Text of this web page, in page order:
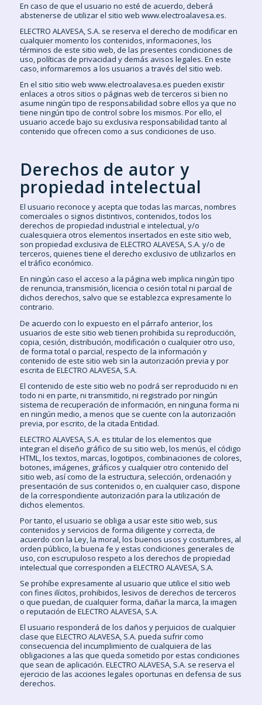
En caso de que el usuario no esté de acuerdo, deberá
abstenerse de utilizar el sitio web www.electroalavesa.es.
ELECTRO ALAVESA, S.A. se reserva el derecho de modificar en
cualquier momento los contenidos, informaciones, los
términos de este sitio web, de las presentes condiciones de
uso, políticas de privacidad y demás avisos legales. En este
caso, informaremos a los usuarios a través del sitio web.
En el sitio sitio web www.electroalavesa.es pueden existir
enlaces a otros sitios o páginas web de terceros si bien no
asume ningún tipo de responsabilidad sobre ellos ya que no
tiene ningún tipo de control sobre los mismos. Por ello, el
usuario accede bajo su exclusiva responsabilidad tanto al
contenido que ofrecen como a sus condiciones de uso.
Derechos de autor y
propiedad intelectual
El usuario reconoce y acepta que todas las marcas, nombres
comerciales o signos distintivos, contenidos, todos los
derechos de propiedad industrial e intelectual, y/o
cualesquiera otros elementos insertados en este sitio web,
son propiedad exclusiva de ELECTRO ALAVESA, S.A. y/o de
terceros, quienes tiene el derecho exclusivo de utilizarlos en
el tráfico económico.
En ningún caso el acceso a la página web implica ningún tipo
de renuncia, transmisión, licencia o cesión total ni parcial de
dichos derechos, salvo que se establezca expresamente lo
contrario.
De acuerdo con lo expuesto en el párrafo anterior, los
usuarios de este sitio web tienen prohibida su reproducción,
copia, cesión, distribución, modificación o cualquier otro uso,
de forma total o parcial, respecto de la información y
contenido de este sitio web sin la autorización previa y por
escrita de ELECTRO ALAVESA, S.A.
El contenido de este sitio web no podrá ser reproducido ni en
todo ni en parte, ni transmitido, ni registrado por ningún
sistema de recuperación de información, en ninguna forma ni
en ningún medio, a menos que se cuente con la autorización
previa, por escrito, de la citada Entidad.
ELECTRO ALAVESA, S.A. es titular de los elementos que
integran el diseño gráfico de su sitio web, los menús, el código
HTML, los textos, marcas, logotipos, combinaciones de colores,
botones, imágenes, gráficos y cualquier otro contenido del
sitio web, así como de la estructura, selección, ordenación y
presentación de sus contenidos o, en cualquier caso, dispone
de la correspondiente autorización para la utilización de
dichos elementos.
Por tanto, el usuario se obliga a usar este sitio web, sus
contenidos y servicios de forma diligente y correcta, de
acuerdo con la Ley, la moral, los buenos usos y costumbres, al
orden público, la buena fe y estas condiciones generales de
uso, con escrupuloso respeto a los derechos de propiedad
intelectual que corresponden a ELECTRO ALAVESA, S.A.
Se prohíbe expresamente al usuario que utilice el sitio web
con fines ilícitos, prohibidos, lesivos de derechos de terceros
o que puedan, de cualquier forma, dañar la marca, la imagen
o reputación de ELECTRO ALAVESA, S.A.
El usuario responderá de los daños y perjuicios de cualquier
clase que ELECTRO ALAVESA, S.A. pueda sufrir como
consecuencia del incumplimiento de cualquiera de las
obligaciones a las que queda sometido por estas condiciones
que sean de aplicación. ELECTRO ALAVESA, S.A. se reserva el
ejercicio de las acciones legales oportunas en defensa de sus
derechos.